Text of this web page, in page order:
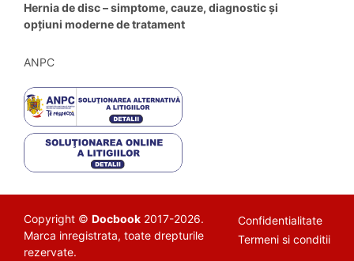
Hernia de disc – simptome, cauze, diagnostic și
opțiuni moderne de tratament
ANPC
Copyright © Docbook 2017-2026.
Marca inregistrata, toate drepturile
rezervate.
Confidentialitate
Termeni si conditii